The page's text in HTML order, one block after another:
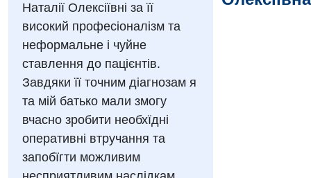
Енциклопедія
Відгуки
Відео
Ендоскопічне відділення
Комп’ютерна томографія
Магнітно-резонансна томографія
Мамографія
Нейросонографія
Рентгенографія
Відділення невідкладних станів
Відділення інтенсивної терапії
Гінекологічне відділення
Денний стаціонар
Діагностичне відділення
Ендоскопічне відділення
Лікування гострого інфаркту
Наталії Олексіївні за її
високий професіоналізм та
неформальне і чуйне
ставлення до пацієнтів.
Завдяки її точним діагнозам я
та мій батько мали змогу
вчасно зробити необхїдні
оперативні втручання та
запобїгти можливим